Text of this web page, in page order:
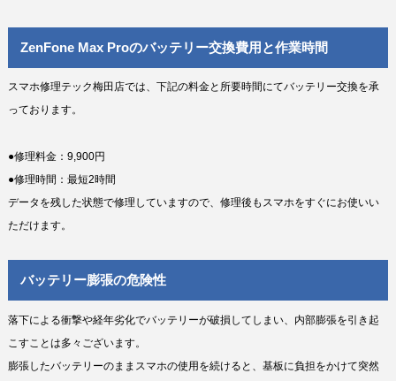
ZenFone Max Proのバッテリー交換費用と作業時間
スマホ修理テック梅田店では、下記の料金と所要時間にてバッテリー交換を承
っております。
●修理料金：9,900円
●修理時間：最短2時間
データを残した状態で修理していますので、修理後もスマホをすぐにお使いい
ただけます。
バッテリー膨張の危険性
落下による衝撃や経年劣化でバッテリーが破損してしまい、内部膨張を引き起
こすことは多々ございます。
膨張したバッテリーのままスマホの使用を続けると、基板に負担をかけて突然